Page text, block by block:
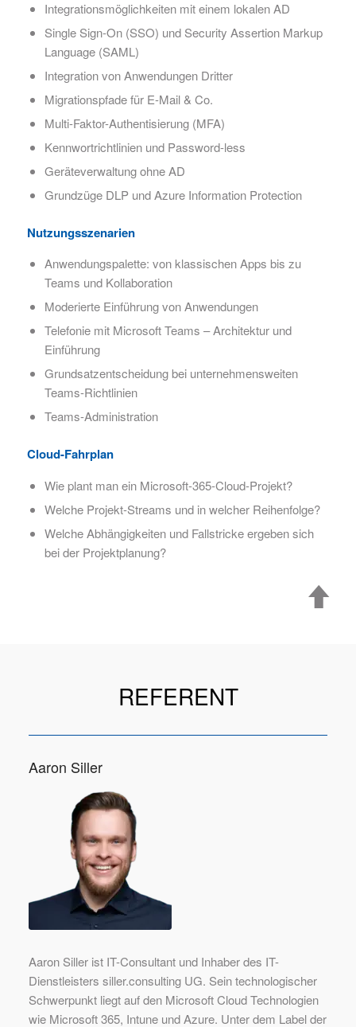
Integrationsmöglichkeiten mit einem lokalen AD
Single Sign-On (SSO) und Security Assertion Markup
Language (SAML)
Integration von Anwendungen Dritter
Migrationspfade für E-Mail & Co.
Multi-Faktor-Authentisierung (MFA)
Kennwortrichtlinien und Password-less
Geräteverwaltung ohne AD
Grundzüge DLP und Azure Information Protection
Nutzungsszenarien
Anwendungspalette: von klassischen Apps bis zu
Teams und Kollaboration
Moderierte Einführung von Anwendungen
Telefonie mit Microsoft Teams – Architektur und
Einführung
Grundsatzentscheidung bei unternehmensweiten
Teams-Richtlinien
Teams-Administration
Cloud-Fahrplan
Wie plant man ein Microsoft-365-Cloud-Projekt?
Welche Projekt-Streams und in welcher Reihenfolge?
Welche Abhängigkeiten und Fallstricke ergeben sich
bei der Projektplanung?
REFERENT
Aaron Siller
Aaron Siller ist IT-Consultant und Inhaber des IT-
Dienstleisters siller.consulting UG. Sein technologischer
Schwerpunkt liegt auf den Microsoft Cloud Technologien
wie Microsoft 365, Intune und Azure. Unter dem Label der